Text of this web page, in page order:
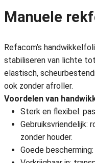
Manuele
Refacom’s
stabiliseren van lichte
elastisch,
ook zonder afroller.
Voordelen van
Sterk en flexibel:
Gebruiksvriendelijk:
zonder houder.
Goede